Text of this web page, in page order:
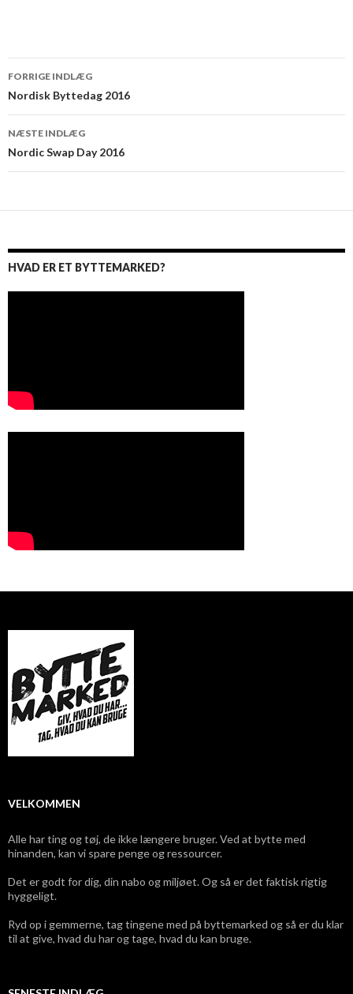
Indlæg
navigation
FORRIGE INDLÆG
Nordisk Byttedag 2016
NÆSTE INDLÆG
Nordic Swap Day 2016
HVAD ER ET BYTTEMARKED?
VELKOMMEN
Alle har ting og tøj, de ikke længere bruger. Ved at bytte med
hinanden, kan vi spare penge og ressourcer.
Det er godt for dig, din nabo og miljøet. Og så er det faktisk rigtig
hyggeligt.
Ryd op i gemmerne, tag tingene med på byttemarked og så er du klar
til at give, hvad du har og tage, hvad du kan bruge.